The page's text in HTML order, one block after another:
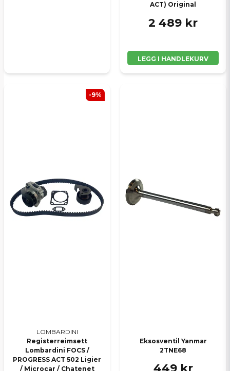
ACT) Original
2 489 kr
LEGG I HANDLEKURV
LOMBARDINI
Registerreimsett
Lombardini FOCS /
PROGRESS ACT 502 Ligier
/ Microcar / Chatenet
-9%
Eksosventil Yanmar
2TNE68